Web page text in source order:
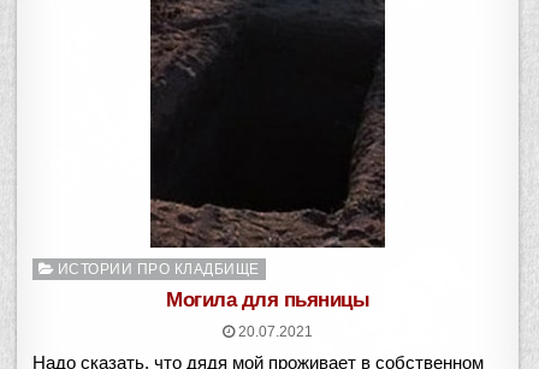
Опубликовано
ИСТОРИИ ПРО КЛАДБИЩЕ
Могила для пьяницы
20.07.2021
Надо сказать, что дядя мой проживает в собственном